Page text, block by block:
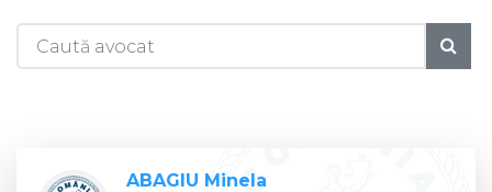
ABAGIU Minela